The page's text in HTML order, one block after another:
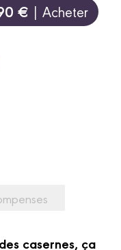
€ | Acheter
casernes, ça